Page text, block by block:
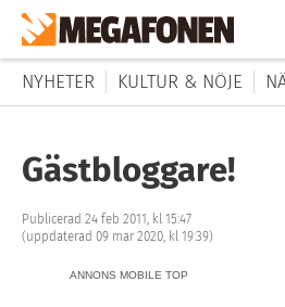
NYHETER KULTUR & NÖJE
Gästbloggare!
Publicerad 24 feb 2011, kl 15:47
(uppdaterad 09 mar 2020, kl 19:39)
ANNONS MOBILE TOP